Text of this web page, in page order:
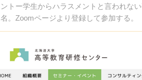
ントー学生からハラスメントと言われな
名。Zoomページより登録して参加する。